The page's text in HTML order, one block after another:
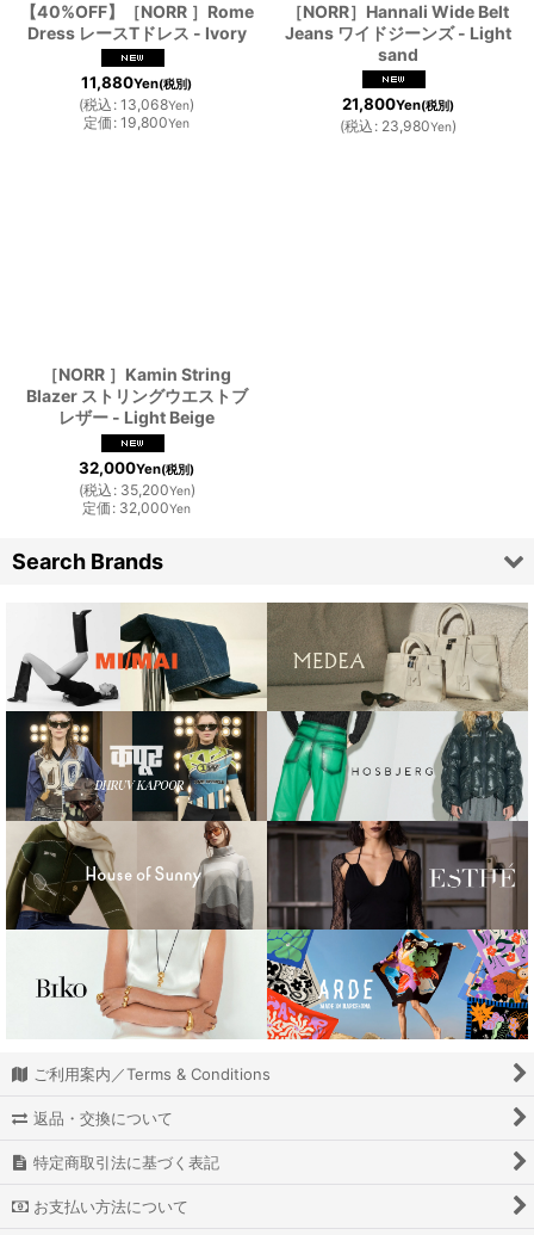
【40%OFF】［NORR ］Rome
Dress レースTドレス - Ivory
11,880Yen(税別)
(税込 : 13,068Yen)
定価 : 19,800Yen
［NORR］Hannali Wide Belt
Jeans ワイドジーンズ - Light
sand
21,800Yen(税別)
(税込 : 23,980Yen)
［NORR ］Kamin String
Blazer ストリングウエストブ
レザー - Light Beige
32,000Yen(税別)
(税込 : 35,200Yen)
定価 : 32,000Yen
Search Brands
ARTHUR
ANOTHER GIRL
BIKO
BLOSSOM H COMPANY
Bone from Rock
Celeste Burgoyne
CHIMI EYEWEAR
DAMSON MADDER
determ;
DHRUV KAPOOR
DIENEE
DRAE
ご利用案内／Terms & Conditions
返品・交換について
特定商取引法に基づく表記
お支払い方法について